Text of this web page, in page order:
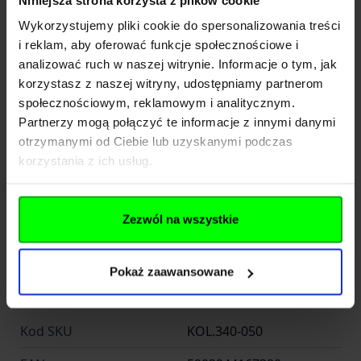
Wykorzystujemy pliki cookie do spersonalizowania treści
i reklam, aby oferować funkcje społecznościowe i
analizować ruch w naszej witrynie. Informacje o tym, jak
korzystasz z naszej witryny, udostępniamy partnerom
społecznościowym, reklamowym i analitycznym.
Partnerzy mogą połączyć te informacje z innymi danymi
otrzymanymi od Ciebie lub uzyskanymi podczas
korzystania z ich usług.
Zezwól na wszystkie
Pokaż zaawansowane
Stopy stali użyte do produkcji głowni noży Ruike
to:
*stal 12C27 - szwedzka stal firmy Sandvik, bardzo
ceniona przez fanów survivalu, ulepszana od 40 lat
*stal 14C28N- stal nierdzewna tej samej firmy,
jeden z najlepszych materiałów na rynku, w kategorii
cena/jakość
Ruike P181-B to nóż taktyczny typu karambit,
wyposażony w stałą głownię ze stali nierdzewnej
stalowy pierścień oraz polimerową pochewkę z
klipsem 360°.
Narzędzie do ciężkich zadań
Rozwiń opis
Dane techniczne
Kod SKU
KOL.340-050